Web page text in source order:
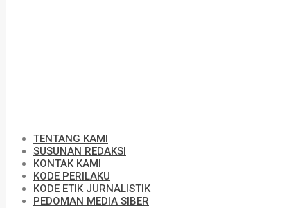
TENTANG KAMI
SUSUNAN REDAKSI
KONTAK KAMI
KODE PERILAKU
KODE ETIK JURNALISTIK
PEDOMAN MEDIA SIBER